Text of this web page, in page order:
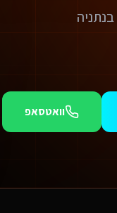
וואטסאפ